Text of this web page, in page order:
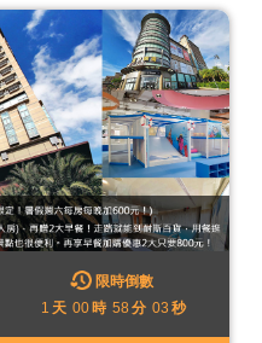
限時倒數
1 天 00時 58 分 00 秒